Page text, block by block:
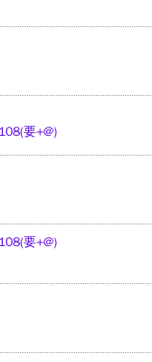
要+@)
要+@)